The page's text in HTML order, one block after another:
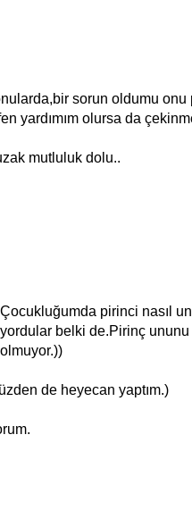
sorun oldumu
yardımım olursa da
mutluluk dolu..
pirinci nasıl
belki de.Pirinç
de heyecan yaptım.)